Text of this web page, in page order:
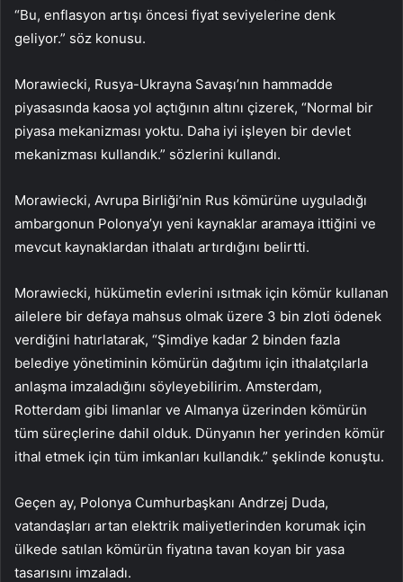
“Bu, enflasyon artışı öncesi fiyat seviyelerine denk
geliyor.” söz konusu.
Morawiecki, Rusya-Ukrayna Savaşı’nın hammadde
piyasasında kaosa yol açtığının altını çizerek, “Normal bir
piyasa mekanizması yoktu. Daha iyi işleyen bir devlet
mekanizması kullandık.” sözlerini kullandı.
Morawiecki, Avrupa Birliği’nin Rus kömürüne uyguladığı
ambargonun Polonya’yı yeni kaynaklar aramaya ittiğini ve
mevcut kaynaklardan ithalatı artırdığını belirtti.
Morawiecki, hükümetin evlerini ısıtmak için kömür kullanan
ailelere bir defaya mahsus olmak üzere 3 bin zloti ödenek
verdiğini hatırlatarak, “Şimdiye kadar 2 binden fazla
belediye yönetiminin kömürün dağıtımı için ithalatçılarla
anlaşma imzaladığını söyleyebilirim. Amsterdam,
Rotterdam gibi limanlar ve Almanya üzerinden kömürün
tüm süreçlerine dahil olduk. Dünyanın her yerinden kömür
ithal etmek için tüm imkanları kullandık.” şeklinde konuştu.
Geçen ay, Polonya Cumhurbaşkanı Andrzej Duda,
vatandaşları artan elektrik maliyetlerinden korumak için
ülkede satılan kömürün fiyatına tavan koyan bir yasa
tasarısını imzaladı.